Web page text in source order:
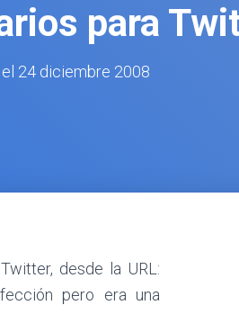
para
el 24 diciembre 2008
desde la URL:
pero era una